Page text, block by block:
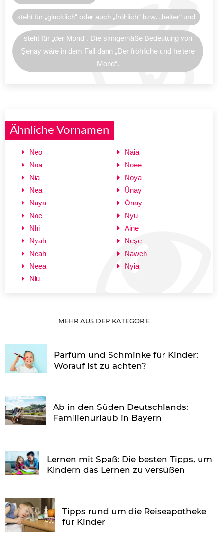
steht für „glücklich“ oder auch „fröhlich“ bzw. „heiter“ und
steht für „der Mond“. Die sinngemäße Bedeutung von
Şenay wäre in dem Fall dann „Der fröhliche und heitere
Mond“.
Ähnliche Vornamen
Neo
Noa
Nia
Nea
Naya
Noe
Nhi
Nyah
Neah
Neea
Niu
Naia
Noee
Noya
Ünay
Önay
Nyu
Áine
Neşe
Naweh
Nyia
MEHR AUS DER KATEGORIE
Parfüm und Schminke für Kinder:
Worauf ist zu achten?
Ab in den Süden Deutschlands:
Familienurlaub in Bayern
Lernen mit Spaß: Die besten Tipps, um
Kindern das Lernen zu versüßen
Tipps rund um die Reiseapotheke
für Kinder